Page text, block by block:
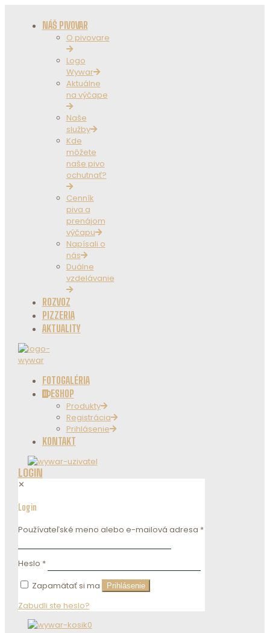
NÁŠ PIVOVAR
O pivovare
Logo
Wywar
Aktuálne
na výčape
Naše
služby
Kde
môžete
naše pivo
ochutnať?
Cenník
piva a
prenájom
výčapu
Napísali o
nás
Duálne
vzdelávanie
ROZVOZ
PIZZERIA
AKTUALITY
FOTOGALÉRIA
ESHOP
Produkty
Registrácia
Prihlásenie
KONTAKT
LOGIN
✕
Login
Používateľské meno alebo e-mailová adresa *
Heslo *
Zapamätať si ma
Prihlásenie
Zabudli ste heslo?
0